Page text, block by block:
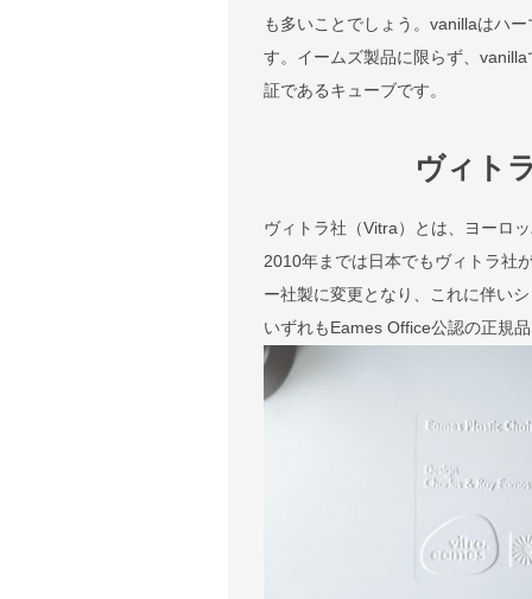
も多いことでしょう。vanillaはハ
す。イームズ製品に限らず、
証であるキューブです。
ヴィト
ヴィトラ社（Vitra）とは、ヨーロ
2010年までは日本でもヴィトラ社
ー社製に変更となり、これに伴い
いずれもEames Office公認の正規